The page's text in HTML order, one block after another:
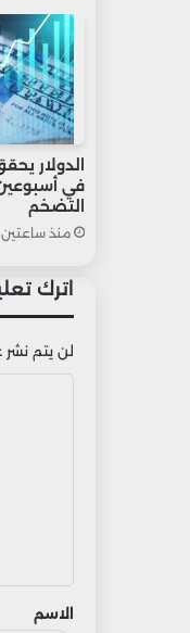
الدولار
في
التضخم
منذ ساعتين
اترك
لن يتم نشر
ق
الاسم